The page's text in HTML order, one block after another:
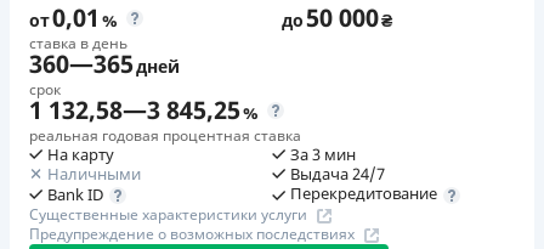
от0,01 %
ставка в день
до50 000₴
360—365дней
срок
1 132,58—3 845,25%
реальная годовая процентная ставка
На карту
Наличными
Bank ID
За 3 мин
Выдача 24/7
Перекредитование
Существенные характеристики услуги
Предупреждение о возможных последствиях